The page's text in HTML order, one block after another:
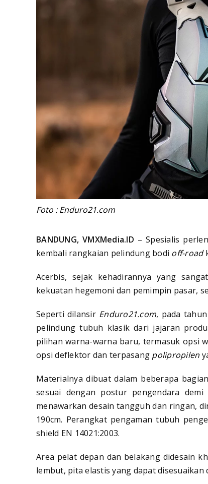
Foto : Enduro21.com
BANDUNG, VMXMedia.ID – Spesialis
kembali rangkaian pelindung bodi off-road
Acerbis, sejak kehadirannya yang
kekuatan hegemoni dan pemimpin pasar,
Seperti dilansir Enduro21.com, pada
pelindung tubuh klasik dari jajaran
pilihan warna-warna baru, termasuk opsi
opsi deflektor dan terpasang polipropilen
Materialnya dibuat dalam beberapa
sesuai dengan postur pengendara demi
menawarkan desain tangguh dan ringan,
190cm. Perangkat pengaman tubuh
shield EN 14021:2003.
Area pelat depan dan belakang didesain
lembut, pita elastis yang dapat